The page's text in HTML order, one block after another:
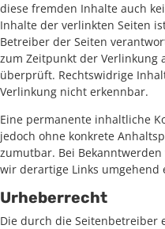
diese fremden Inhalte auch
Inhalte der verlinkten Seiten
Betreiber der Seiten
zum Zeitpunkt der Verlinkung
überprüft. Rechtswidrige
Verlinkung nicht erkennbar.
Eine permanente inhaltliche
jedoch ohne konkrete
zumutbar. Bei
wir derartige Links umgehend
Urheberrecht
Die durch die Seitenbetreiber